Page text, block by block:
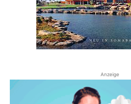
Anzeige